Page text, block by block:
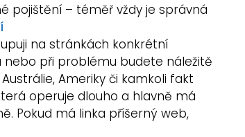
pojištění – téměř vždy je správná
na stránkách konkrétní
nebo při problému budete náležitě
Ameriky či kamkoli fakt
operuje dlouho a hlavně má
Pokud má linka příšerný web,